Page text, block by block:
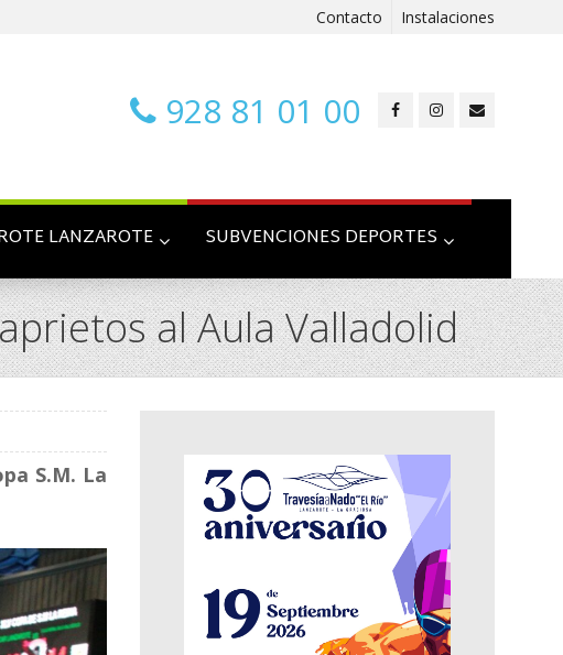
Contacto Instalaciones
928 81 01 00
LANZAROTE SUBVENCIONES DEPORTES
al Aula Valladolid
S.M. La